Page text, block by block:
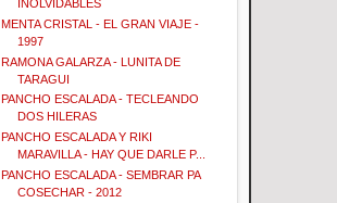
INOLVIDABLES
MENTA CRISTAL - EL GRAN VIAJE -
1997
RAMONA GALARZA - LUNITA DE
TARAGUI
PANCHO ESCALADA - TECLEANDO
DOS HILERAS
PANCHO ESCALADA Y RIKI
MARAVILLA - HAY QUE DARLE P...
PANCHO ESCALADA - SEMBRAR PA
COSECHAR - 2012